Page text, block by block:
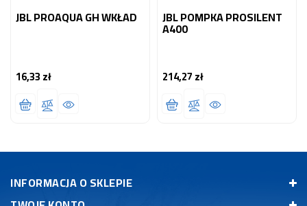
JBL PROAQUA GH WKŁAD
16,33 złCena
JBL POMPKA PROSILENT
A400
214,27 złCena
INFORMACJA O SKLEPIE